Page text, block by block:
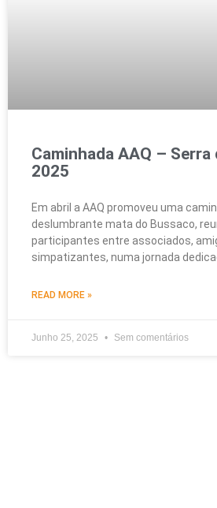
Caminhada AAQ –
2025
Em abril a AAQ promoveu uma
deslumbrante mata do Bussaco,
participantes entre associados,
simpatizantes, numa jornada
READ MORE »
Junho 25, 2025 Sem comentários